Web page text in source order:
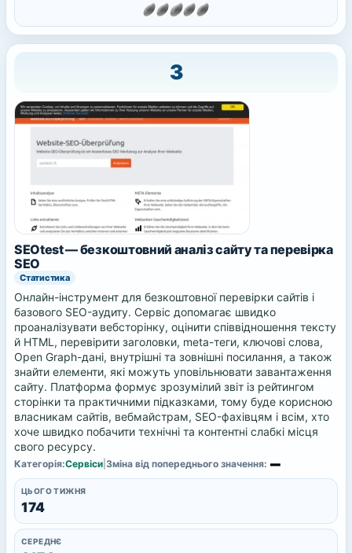
3
SEOtest — безкоштовний аналіз сайту та перевірка
SEO
Статистика
Онлайн-інструмент для безкоштовної перевірки сайтів і
базового SEO-аудиту. Сервіс допомагає швидко
проаналізувати вебсторінку, оцінити співвідношення тексту
й HTML, перевірити заголовки, meta-теги, ключові слова,
Open Graph-дані, внутрішні та зовнішні посилання, а також
знайти елементи, які можуть уповільнювати завантаження
сайту. Платформа формує зрозумілий звіт із рейтингом
сторінки та практичними підказками, тому буде корисною
власникам сайтів, вебмайстрам, SEO-фахівцям і всім, хто
хоче швидко побачити технічні та контентні слабкі місця
свого ресурсу.
Категорія:Сервіси Зміна від попереднього значення:
ЦЬОГО ТИЖНЯ
174
СЕРЕДНЄ